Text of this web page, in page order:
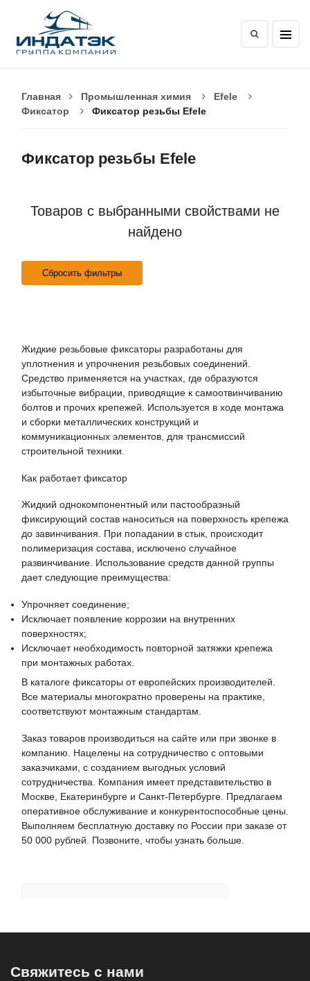
Главная Промышленная химия
Efele
Фиксатор
Фиксатор резьбы Efele
Фиксатор резьбы Efele
Товаров с выбранными свойствами не
найдено
Сбросить фильтры
Жидкие резьбовые фиксаторы разработаны для
уплотнения и упрочнения резьбовых соединений.
Средство применяется на участках, где образуются
избыточные вибрации, приводящие к самоотвинчиванию
болтов и прочих крепежей. Используется в ходе монтажа
и сборки металлических конструкций и
коммуникационных элементов, для трансмиссий
строительной техники.
Как работает фиксатор
Жидкий однокомпонентный или пастообразный
фиксирующий состав наноситься на поверхность крепежа
до завинчивания. При попадании в стык, происходит
полимеризация состава, исключено случайное
развинчивание. Использование средств данной группы
дает следующие преимущества:
Упрочняет соединение;
Исключает появление коррозии на внутренних
поверхностях;
Исключает необходимость повторной затяжки крепежа
при монтажных работах.
В каталоге фиксаторы от европейских производителей.
Все материалы многократно проверены на практике,
соответствуют монтажным стандартам.
Заказ товаров производиться на сайте или при звонке в
компанию. Нацелены на сотрудничество с оптовыми
заказчиками, с созданием выгодных условий
сотрудничества. Компания имеет представительство в
Москве, Екатеринбурге и Санкт-Петербурге. Предлагаем
оперативное обслуживание и конкурентоспособные цены.
Выполняем бесплатную доставку по России при заказе от
50 000 рублей. Позвоните, чтобы узнать больше.
Свяжитесь с нами